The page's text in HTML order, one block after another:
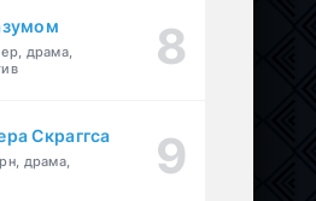
драма,
Скраггса
драма,